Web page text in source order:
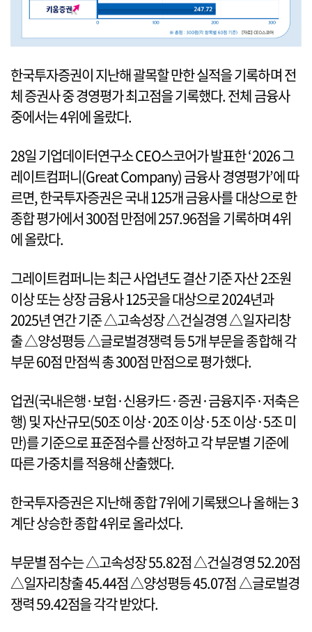
한국투자증권이 지난해 괄목할 만한 실적을 기록하며 전
체 증권사 중 경영평가 최고점을 기록했다. 전체 금융사
중에서는 4위에 올랐다.
28일 기업데이터연구소 CEO스코어가 발표한 ‘2026 그
레이트컴퍼니(Great Company) 금융사 경영평가’에 따
르면, 한국투자증권은 국내 125개 금융사를 대상으로 한
종합 평가에서 300점 만점에 257.96점을 기록하며 4위
에 올랐다.
그레이트컴퍼니는 최근 사업년도 결산 기준 자산 2조원
이상 또는 상장 금융사 125곳을 대상으로 2024년과
2025년 연간 기준 △고속성장 △건실경영 △일자리창
출 △양성평등 △글로벌경쟁력 등 5개 부문을 종합해 각
부문 60점 만점씩 총 300점 만점으로 평가했다.
업권(국내은행·보험·신용카드·증권·금융지주·저축은
행) 및 자산규모(50조 이상·20조 이상·5조 이상·5조 미
만)를 기준으로 표준점수를 산정하고 각 부문별 기준에
따른 가중치를 적용해 산출했다.
한국투자증권은 지난해 종합 7위에 기록됐으나 올해는 3
계단 상승한 종합 4위로 올라섰다.
부문별 점수는 △고속성장 55.82점 △건실경영 52.20점
△일자리창출 45.44점 △양성평등 45.07점 △글로벌경
쟁력 59.42점을 각각 받았다.